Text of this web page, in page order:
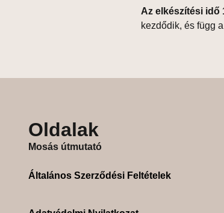
Az elkészítési idő
kezdődik, és függ
Oldalak
Mosás útmutató
Általános Szerződési Feltételek